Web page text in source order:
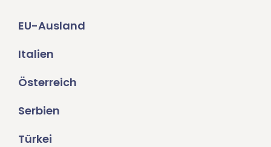
EU-Ausland
Italien
Österreich
Serbien
Türkei